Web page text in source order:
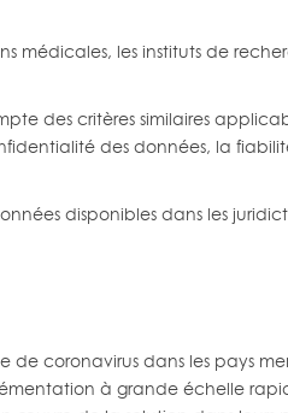
les instituts de
des critères similaires
des données, la
disponibles dans les
coronavirus dans les pays
à grande échelle